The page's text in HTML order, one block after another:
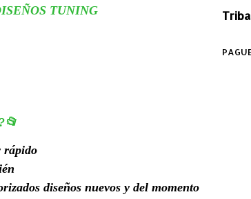
TUNING
rápido
diseños nuevos y del momento